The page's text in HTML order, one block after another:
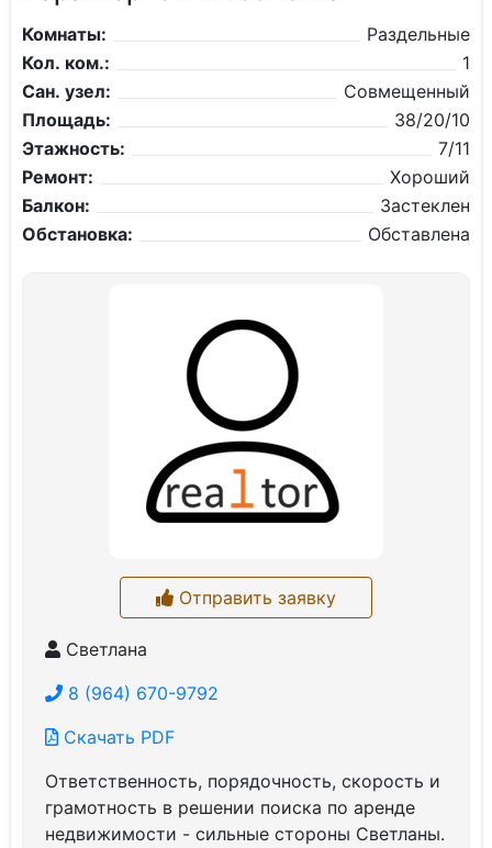
Комнаты:
Раздельные
Кол. ком.:
1
Сан. узел:
Совмещенный
Площадь:
38/20/10
Этажность:
7/11
Ремонт:
Хороший
Балкон:
Застеклен
Обстановка:
Обставлена
Отправить заявку
Светлана
8 (964) 670-9792
Скачать PDF
Ответственность, порядочность, скорость и
грамотность в решении поиска по аренде
недвижимости - сильные стороны Светланы.